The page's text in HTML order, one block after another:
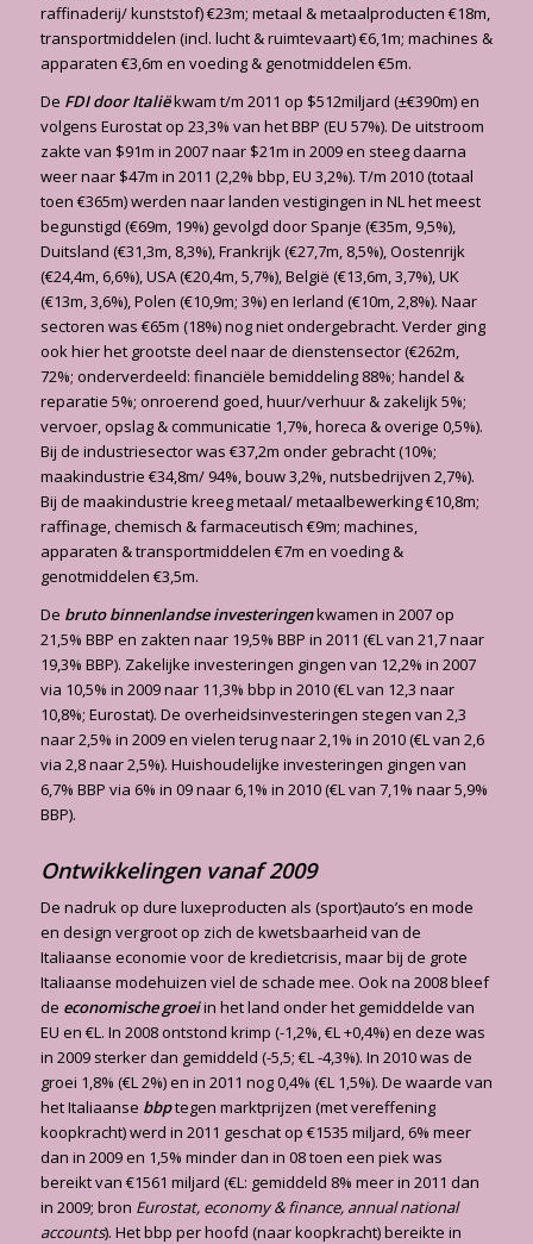
raffinaderij/ kunststof) €23m; metaal & metaalproducten €18m,
transportmiddelen (incl. lucht & ruimtevaart) €6,1m; machines &
apparaten €3,6m en voeding & genotmiddelen €5m.
De FDI door Italiëkwam t/m 2011 op $512miljard (±€390m) en
volgens Eurostat op 23,3% van het BBP (EU 57%). De uitstroom
zakte van $91m in 2007 naar $21m in 2009 en steeg daarna
weer naar $47m in 2011 (2,2% bbp, EU 3,2%). T/m 2010 (totaal
toen €365m) werden naar landen vestigingen in NL het meest
begunstigd (€69m, 19%) gevolgd door Spanje (€35m, 9,5%),
Duitsland (€31,3m, 8,3%), Frankrijk (€27,7m, 8,5%), Oostenrijk
(€24,4m, 6,6%), USA (€20,4m, 5,7%), België (€13,6m, 3,7%), UK
(€13m, 3,6%), Polen (€10,9m; 3%) en Ierland (€10m, 2,8%). Naar
sectoren was €65m (18%) nog niet ondergebracht. Verder ging
ook hier het grootste deel naar de dienstensector (€262m,
72%; onderverdeeld: financiële bemiddeling 88%; handel &
reparatie 5%; onroerend goed, huur/verhuur & zakelijk 5%;
vervoer, opslag & communicatie 1,7%, horeca & overige 0,5%).
Bij de industriesector was €37,2m onder gebracht (10%;
maakindustrie €34,8m/ 94%, bouw 3,2%, nutsbedrijven 2,7%).
Bij de maakindustrie kreeg metaal/ metaalbewerking €10,8m;
raffinage, chemisch & farmaceutisch €9m; machines,
apparaten & transportmiddelen €7m en voeding &
genotmiddelen €3,5m.
De bruto binnenlandseinvesteringenkwamen in 2007 op
21,5% BBP en zakten naar 19,5% BBP in 2011 (€L van 21,7 naar
19,3% BBP). Zakelijke investeringen gingen van 12,2% in 2007
via 10,5% in 2009 naar 11,3% bbp in 2010 (€L van 12,3 naar
10,8%; Eurostat). De overheidsinvesteringen stegen van 2,3
naar 2,5% in 2009 en vielen terug naar 2,1% in 2010 (€L van 2,6
via 2,8 naar 2,5%). Huishoudelijke investeringen gingen van
6,7% BBP via 6% in 09 naar 6,1% in 2010 (€L van 7,1% naar 5,9%
BBP).
Ontwikkelingen vanaf 2009
De nadruk op dure luxeproducten als (sport)auto’s en mode
en design vergroot op zich de kwetsbaarheid van de
Italiaanse economie voor de kredietcrisis, maar bij de grote
Italiaanse modehuizen viel de schade mee. Ook na 2008 bleef
de economische groeiin het land onder het gemiddelde van
EU en €L. In 2008 ontstond krimp (-1,2%, €L +0,4%) en deze was
in 2009 sterker dan gemiddeld (-5,5; €L -4,3%). In 2010 was de
groei 1,8% (€L 2%) en in 2011 nog 0,4% (€L 1,5%). De waarde van
het Italiaanse bbptegen marktprijzen (met vereffening
koopkracht) werd in 2011 geschat op €1535 miljard, 6% meer
dan in 2009 en 1,5% minder dan in 08 toen een piek was
bereikt van €1561 miljard (€L: gemiddeld 8% meer in 2011 dan
in 2009; bron Eurostat, economy & finance, annual national
accounts). Het bbp per hoofd (naar koopkracht) bereikte in